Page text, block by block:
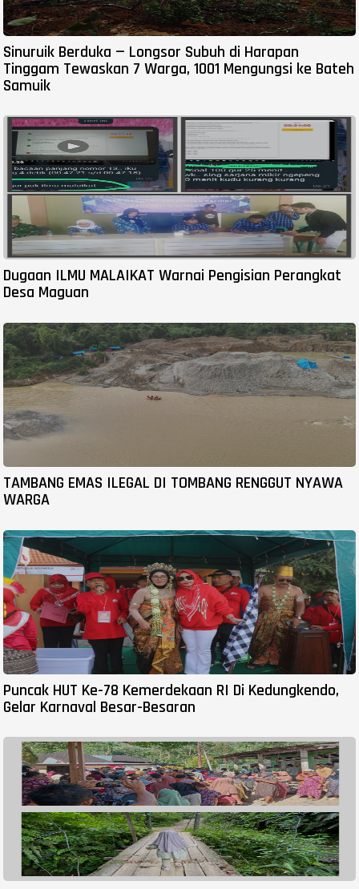
Sinuruik Berduka — Longsor Subuh di Harapan
Tinggam Tewaskan 7 Warga, 1001 Mengungsi ke Bateh
Samuik
Dugaan ILMU MALAIKAT Warnai Pengisian Perangkat
Desa Maguan
TAMBANG EMAS ILEGAL DI TOMBANG RENGGUT NYAWA
WARGA
Puncak HUT Ke-78 Kemerdekaan RI Di Kedungkendo,
Gelar Karnaval Besar-Besaran